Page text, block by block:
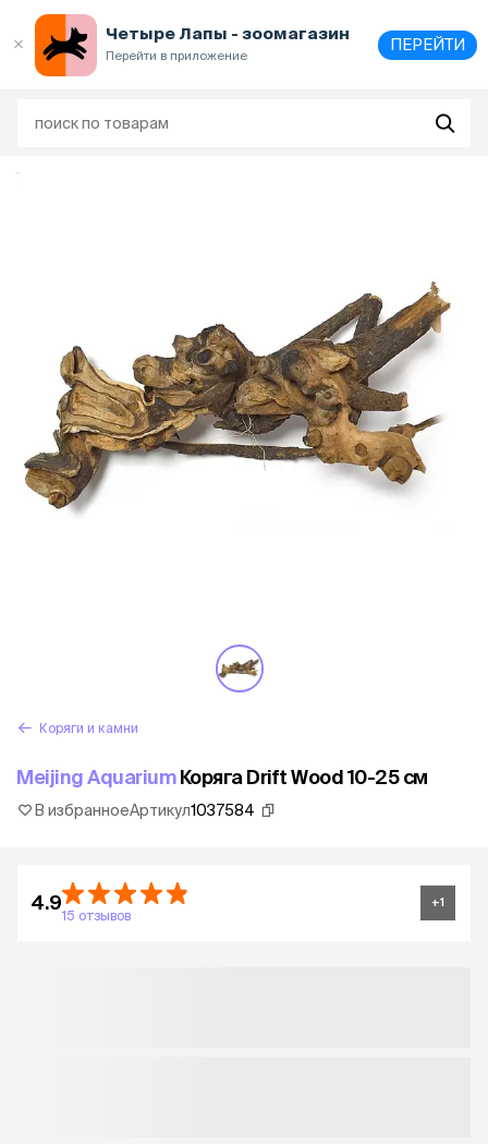
Четыре Лапы - зоомагазин
Перейти в приложение
ПЕРЕЙТИ
Коряги и камни
Meijing AquariumКоряга Drift Wood 10-25 см
В избранноеАртикул1037584
4.9
15 отзывов
+1